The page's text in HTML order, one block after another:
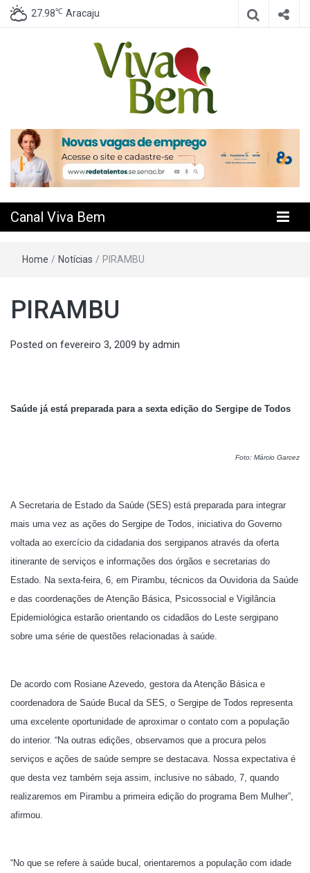
27.98℃ Aracaju
Canal Viva
Bem
Canal Viva Bem
Home / Notícias / PIRAMBU
PIRAMBU
Posted on fevereiro 3, 2009 by admin
Saúde já está preparada para a sexta edição do Sergipe de Todos
Foto: Márcio Garcez
A Secretaria de Estado da Saúde (SES) está preparada para integrar
mais uma vez as ações do Sergipe de Todos, iniciativa do Governo
voltada ao exercício da cidadania dos sergipanos através da oferta
itinerante de serviços e informações dos órgãos e secretarias do
Estado. Na sexta-feira, 6, em Pirambu, técnicos da Ouvidoria da Saúde
e das coordenações de Atenção Básica, Psicossocial e Vigilância
Epidemiológica estarão orientando os cidadãos do Leste sergipano
sobre uma série de questões relacionadas à saúde.
De acordo com Rosiane Azevedo, gestora da Atenção Básica e
coordenadora de Saúde Bucal da SES, o Sergipe de Todos representa
uma excelente oportunidade de aproximar o contato com a população
do interior. “Na outras edições, observamos que a procura pelos
serviços e ações de saúde sempre se destacava. Nossa expectativa é
que desta vez também seja assim, inclusive no sábado, 7, quando
realizaremos em Pirambu a primeira edição do programa Bem Mulher”,
afirmou.
“No que se refere à saúde bucal, orientaremos a população com idade